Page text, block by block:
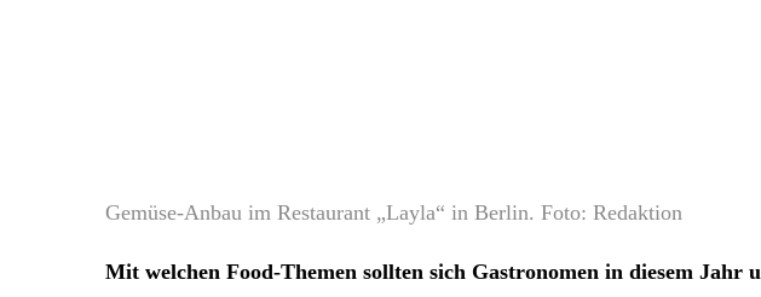
Gemüse-Anbau im Restaurant „Layla“ in Berlin. Foto: Redaktion
Mit welchen Food-Themen sollten sich Gastronomen in diesem Jahr